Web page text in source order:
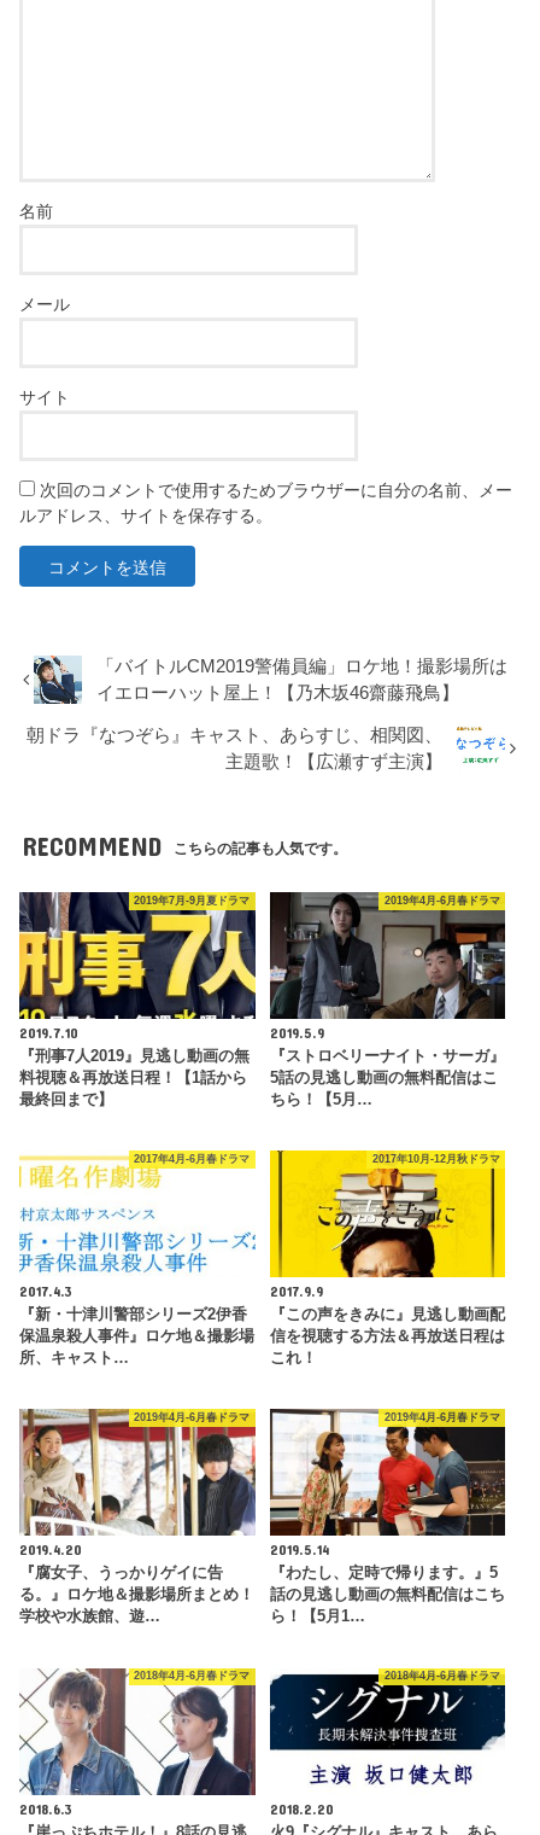
名前
メール
サイト
次回のコメントで使用するためブラウザーに自分の名前、メー
ルアドレス、サイトを保存する。
「バイトルCM2019警備員編」ロケ地！撮影場所は
イエローハット屋上！【乃木坂46齋藤飛鳥】
朝ドラ『なつぞら』キャスト、あらすじ、相関図、
主題歌！【広瀬すず主演】
RECOMMEND こちらの記事も人気です。
2019年7月-9月夏ドラマ
2019.7.10
『刑事7人2019』見逃し動画の無
料視聴＆再放送日程！【1話から
最終回まで】
2019年4月-6月春ドラマ
2019.5.9
『ストロベリーナイト・サーガ』
5話の見逃し動画の無料配信はこ
ちら！【5月…
2017年4月-6月春ドラマ
2017.4.3
『新・十津川警部シリーズ2伊香
保温泉殺人事件』ロケ地＆撮影場
所、キャスト…
2017年10月-12月秋ドラマ
2017.9.9
『この声をきみに』見逃し動画配
信を視聴する方法＆再放送日程は
これ！
2019年4月-6月春ドラマ
2019.4.20
『腐女子、うっかりゲイに告
る。』ロケ地＆撮影場所まとめ！
学校や水族館、遊…
2019年4月-6月春ドラマ
2019.5.14
『わたし、定時で帰ります。』5
話の見逃し動画の無料配信はこち
ら！【5月1…
2018年4月-6月春ドラマ
2018.6.3
2018年4月-6月春ドラマ
2018.2.20